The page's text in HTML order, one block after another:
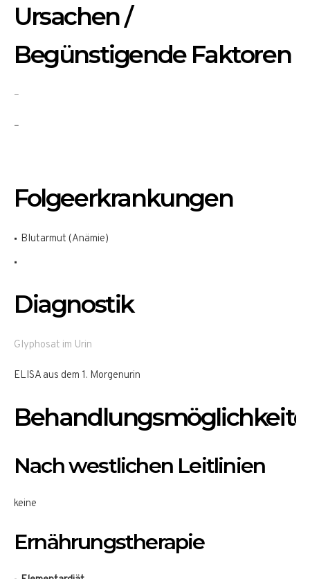
Ursachen /
Begünstigende Faktoren
–
–
Folgeerkrankungen
Blutarmut (Anämie)
Diagnostik
Glyphosat im Urin
ELISA aus dem 1. Morgenurin
Nach westlichen Leitlinien
keine
Ernährungstherapie